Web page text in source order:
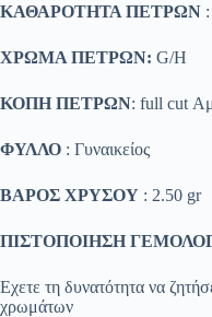
ΚΑΘΑΡΟΤΗΤΑ ΠΕΤΡΩΝ
ΧΡΩΜΑ ΠΕΤΡΩΝ: G/H
ΚΟΠΗ ΠΕΤΡΩΝ: full cut
ΦΥΛΛΟ : Γυναικείος
ΒΑΡΟΣ ΧΡΥΣΟΥ : 2.50 gr
ΠΙΣΤΟΠΟΙΗΣΗ
Εχετε τη δυνατότητα να
χρωμάτων